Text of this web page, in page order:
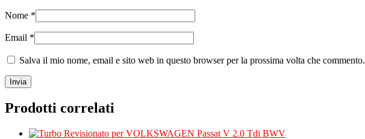
Nome *
Email *
Salva il mio nome, email e sito web in questo browser per la prossima volta che commento.
Prodotti correlati